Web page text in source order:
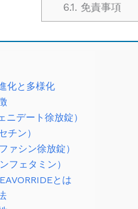
6.1. 免責事項
化と多様化
デート徐放錠）
チン）
ァシン徐放錠）
フェタミン）
とは